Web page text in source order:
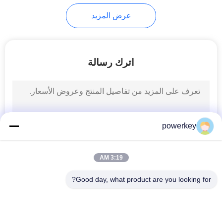
عرض المزيد
اترك رسالة
powerkey
3:19 AM
Good day, what product are you looking for?